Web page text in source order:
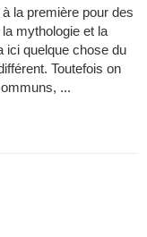
la première pour des
mythologie et la
ici quelque chose du
Toutefois on
...